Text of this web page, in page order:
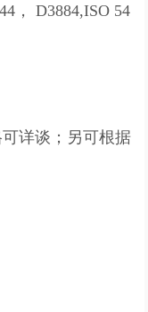
， D3884,ISO 54
详谈；另可根据